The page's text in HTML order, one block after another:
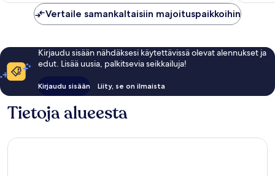
Vertaile samankaltaisiin majoituspaikkoihin
Kirjaudu sisään nähdäksesi käytettävissä olevat alennukset ja
edut. Lisää uusia, palkitsevia seikkailuja!
Kirjaudu sisään Liity, se on ilmaista
Tietoja alueesta